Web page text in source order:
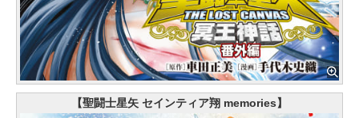
【聖闘士星矢 セインティア翔 memories】